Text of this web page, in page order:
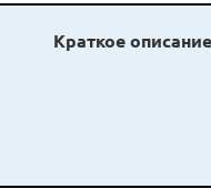
Краткое описание